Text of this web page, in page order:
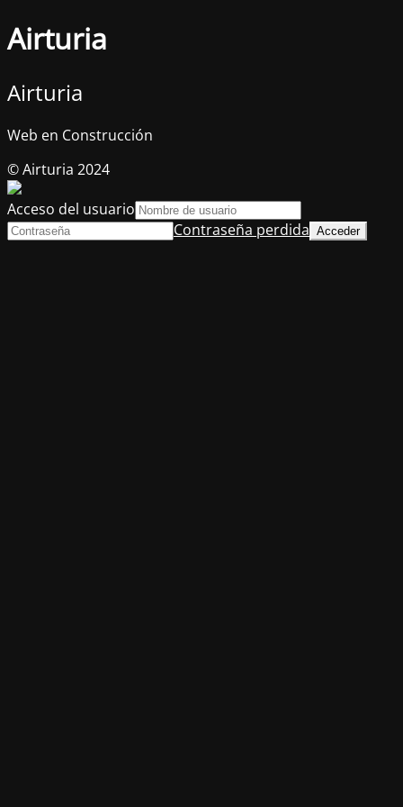
Airturia
Airturia
Web en Construcción
© Airturia 2024
Acceso del usuario
Contraseña perdida